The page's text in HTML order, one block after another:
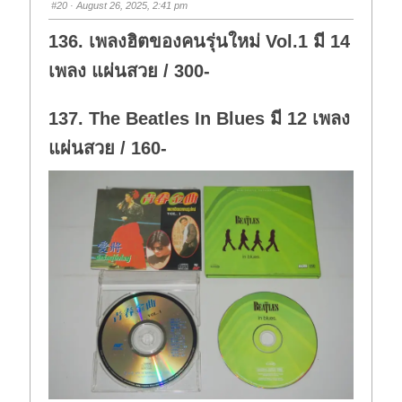
d
o
n
.
u
p
#20 · August 26, 2025, 2:41 pm
136. เพลงฮิตของคนรุ่นใหม่ Vol.1 มี 14
เพลง แผ่นสวย / 300-
137. The Beatles In Blues มี 12 เพลง
แผ่นสวย / 160-